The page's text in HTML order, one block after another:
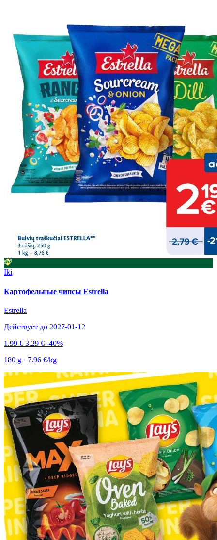
Iki
Картофельные чипсы Estrella
Estrella
Действует до 2027-01-12
1.99 € 3.29 € -40%
180 g · 7.96 €/kg